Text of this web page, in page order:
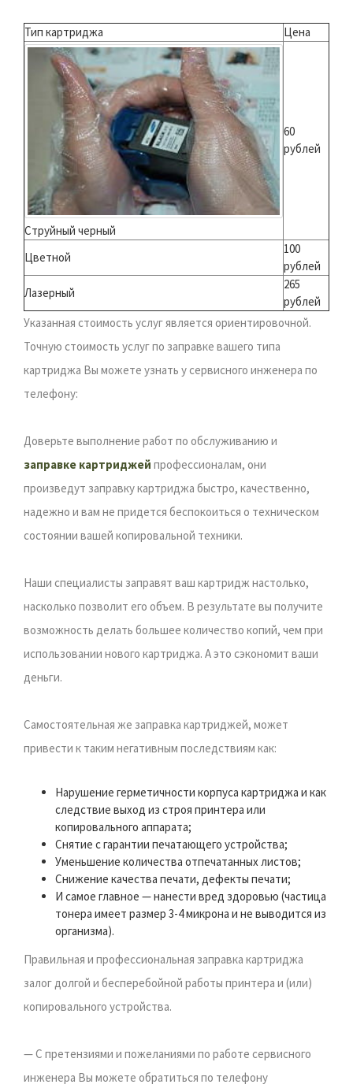
Тип картриджа Цена
Струйный черный
60
рублей
Цветной
100
рублей
Лазерный
265
рублей
Указанная стоимость услуг является ориентировочной.
Точную стоимость услуг по заправке вашего типа
картриджа Вы можете узнать у сервисного инженера по
телефону:
Доверьте выполнение работ по обслуживанию и
заправке картриджей профессионалам, они
произведут заправку картриджа быстро, качественно,
надежно и вам не придется беспокоиться о техническом
состоянии вашей копировальной техники.
Наши специалисты заправят ваш картридж настолько,
насколько позволит его объем. В результате вы получите
возможность делать большее количество копий, чем при
использовании нового картриджа. А это сэкономит ваши
деньги.
Самостоятельная же заправка картриджей, может
привести к таким негативным последствиям как:
Нарушение герметичности корпуса картриджа и как
следствие выход из строя принтера или
копировального аппарата;
Снятие с гарантии печатающего устройства;
Уменьшение количества отпечатанных листов;
Снижение качества печати, дефекты печати;
И самое главное — нанести вред здоровью (частица
тонера имеет размер 3-4 микрона и не выводится из
организма).
Правильная и профессиональная заправка картриджа
залог долгой и бесперебойной работы принтера и (или)
копировального устройства.
— С претензиями и пожеланиями по работе сервисного
инженера Вы можете обратиться по телефону